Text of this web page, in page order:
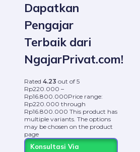
Dapatkan
Pengajar
Terbaik dari
NgajarPrivat.com!
Rated 4.23 out of 5
Rp220.000 –
Rp16.800.000Price range:
Rp220.000 through
Rp16.800.000 This product has
multiple variants. The options
may be chosen on the product
page
Konsultasi Via